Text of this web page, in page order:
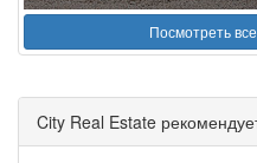
Посмотреть
City Real Estate